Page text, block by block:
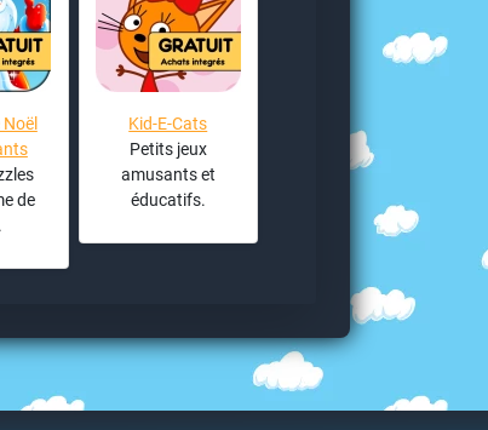
de
Kid-E-Cats
Petits jeux
amusants et
éducatifs.